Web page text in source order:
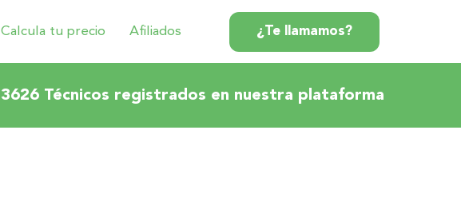
Calcula tu precio Afiliados ¿Te llamamos?
3626 Técnicos registrados en nuestra plataforma